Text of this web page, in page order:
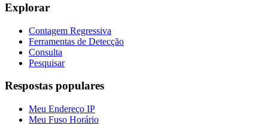
Explorar
Contagem Regressiva
Ferramentas de Detecção
Consulta
Pesquisar
Respostas populares
Meu Endereço IP
Meu Fuso Horário